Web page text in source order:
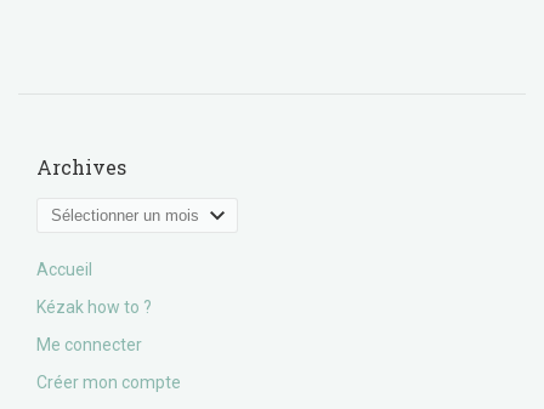
Archives
Archives
Accueil
Kézak how to ?
Me connecter
Créer mon compte